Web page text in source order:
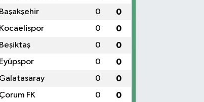
Başakşehir 0 0
Kocaelispor 0 0
Beşiktaş 0 0
Eyüpspor 0 0
Galatasaray 0 0
Çorum FK 0 0